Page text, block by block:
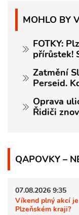
MOHLO BY
FOTKY:
přírůstek!
Zatmění
Perseid.
Oprava
Řidiči
QAPOVKY –
07.08.2026 9:35
Víkend plný akcí
Plzeňském kraji?